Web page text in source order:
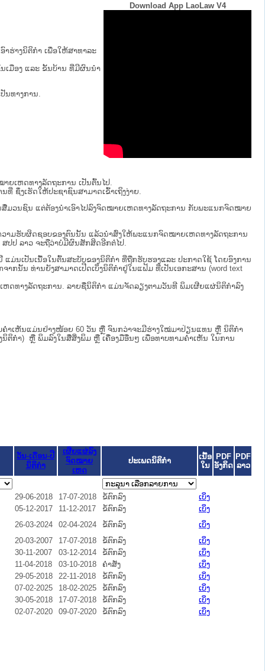
າຮ່າງນິຕິກໍາ ເພື່ອໃຫ້​ສາ​ທາ​ລະ​
ເມືອງ ແລະ ຂັ້ນ​ບ້ານ ​ທີ່​ມີ​ຜົນ​ນຳ​
ນທາງການ.
Download App LaoLaw V4
ເຫດທາງລັດຖະການ ເປັນ​ຕົ້ນ​ໄປ.
ຊຶ່ງເຮັດໃຫ້ປະຊາຊົນສາມາດເຂົ້າເຖິງງ່າຍ.
ວນຊົນ ແຕ່ຕ້ອງນໍາເອົາໄປລົງຈົດໝາຍເຫດທາງລັດຖະການ ກັບ​ພະແນກຈົດ​ໝາຍ​
ມຮັບຜິດຊອບຂອງຕົນນັ້ນ ແລ້ວນໍາສົ່ງໃຫ້​ພະແນກຈົດ​ໝາຍ​ເຫດ​ທາງ​ລັດ​ຖະ​ການ
ປ​ປ ລາວ ​ຈະຖື​ວ່າບໍ່​ມີ​ຜົນ​ສັກ​ສິດ​ອີກ​ຕໍ່​ໄປ.
ແມ່ນເປັນເນື້ອໃນຕົ້ນສະບັບຂອງນິຕິກໍາ ທີ່ຖືກຮັບຮອງແລະ ປະກາດໃຊ້ ໂດຍອົງການ
າກນັ້ນ ທ່ານຍັງສາມາດເປີດເບິ່ງນິຕິກຳຢູ່ໃນແຟ້ມ ທີ່ເປັນເອກະສານ (word text
ທາງລັດຖະການ. ລາຍຊື່ນິຕິກຳ ແມ່ນຈັດລຽງຕາມວັນທີ ພິມເຜີຍແຜ່ນິຕິກຳລົງ
ຄໍາເຫັນແມ່ນຢ່າງໜ້ອຍ 60 ວັນ ຫຼື ຈົນກວ່າຈະມີຮ່າງໃໝ່ມາປ່ຽນແທນ ຫຼື ນິຕິກໍາ
ນິຕິກຳ) ຫຼື ພິມລົງໃນສື່ສິ່ງພິມ ຫຼື ເຄື່ອງມືອື່ນໆ ເພື່ອທາບທາມຄໍາເຫັນ ໃນການ
ວັນ-ເດືອນ-ປີ
ນິຕິກໍາ
ເຜີຍແຜ່ລົງ
ຈົດໝາຍ
ເຫດ
ປະເພດນິຕິກຳ
ເນື້ອ
ໃນ
PDF
ອັງກິດ
PDF
ລາວ
29-06-2018 17-07-2018 ຂໍ້ຕົກລົງ
ເບິ່ງ
05-12-2017 11-12-2017 ຂໍ້ຕົກລົງ
ເບິ່ງ
26-03-2024 02-04-2024 ຂໍ້ຕົກລົງ
ເບິ່ງ
20-03-2007 17-07-2018 ຂໍ້ຕົກລົງ
ເບິ່ງ
30-11-2007 03-12-2014 ຂໍ້ຕົກລົງ
ເບິ່ງ
11-04-2018 03-10-2018 ຄໍາສັ່ງ
ເບິ່ງ
29-05-2018 22-11-2018 ຂໍ້ຕົກລົງ
ເບິ່ງ
07-02-2025 18-02-2025 ຂໍ້ຕົກລົງ
ເບິ່ງ
30-05-2018 17-07-2018 ຂໍ້ຕົກລົງ
ເບິ່ງ
02-07-2020 09-07-2020 ຂໍ້ຕົກລົງ ເບິ່ງ